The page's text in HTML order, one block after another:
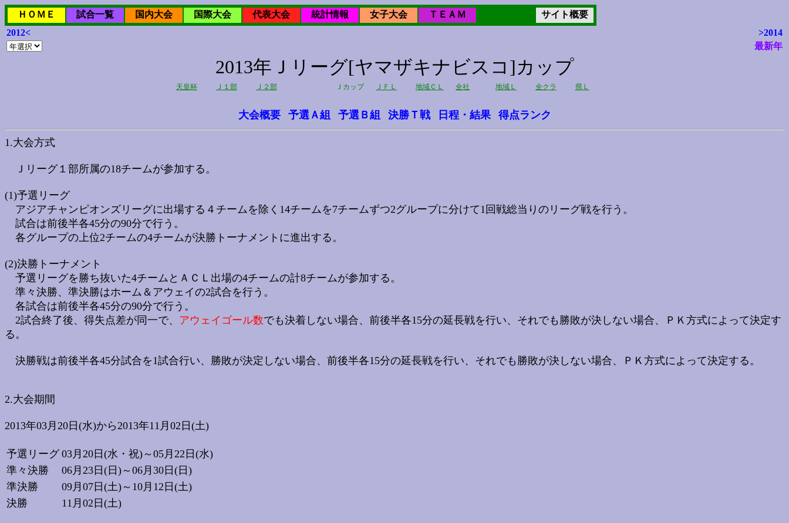
ＨＯＭＥ 試合一覧 国内大会 国際大会 代表大会 統計情報 女子大会 ＴＥＡＭ
サイト概要
2012<
>2014
最新年
2013年Ｊリーグ[ヤマザキナビスコ]カップ
天皇杯 Ｊ１部 Ｊ２部 Ｊカップ ＪＦＬ 地域ＣＬ 全社 地域Ｌ 全クラ 県Ｌ
大会概要 予選Ａ組 予選Ｂ組 決勝Ｔ戦 日程・結果 得点ランク
1.大会方式
Ｊリーグ１部所属の18チームが参加する。
(1)予選リーグ
アジアチャンピオンズリーグに出場する４チームを除く14チームを7チームずつ2グループに分けて1回戦総当りのリーグ戦を行う。
試合は前後半各45分の90分で行う。
各グループの上位2チームの4チームが決勝トーナメントに進出する。
(2)決勝トーナメント
予選リーグを勝ち抜いた4チームとＡＣＬ出場の4チームの計8チームが参加する。
準々決勝、準決勝はホーム＆アウェイの2試合を行う。
各試合は前後半各45分の90分で行う。
2試合終了後、得失点差が同一で、 アウェイゴール数でも決着しない場合、前後半各15分の延長戦を行い、それでも勝敗が決しない場合、ＰＫ方式によって決定す
る。
決勝戦は前後半各45分試合を1試合行い、勝敗が決定しない場合、前後半各15分の延長戦を行い、それでも勝敗が決しない場合、ＰＫ方式によって決定する。
2.大会期間
2013年03月20日(水)から2013年11月02日(土)
予選リーグ 03月20日(水・祝)～05月22日(水)
準々決勝
06月23日(日)～06月30日(日)
準決勝
09月07日(土)～10月12日(土)
決勝
11月02日(土)